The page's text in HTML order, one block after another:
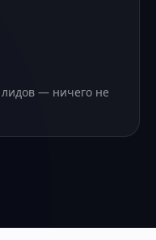
— ничего не